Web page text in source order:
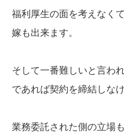
福利厚生の面を考えなく
嫁も出来ます。
そして一番難しいと言わ
であれば契約を締結しな
業務委託された側の立場